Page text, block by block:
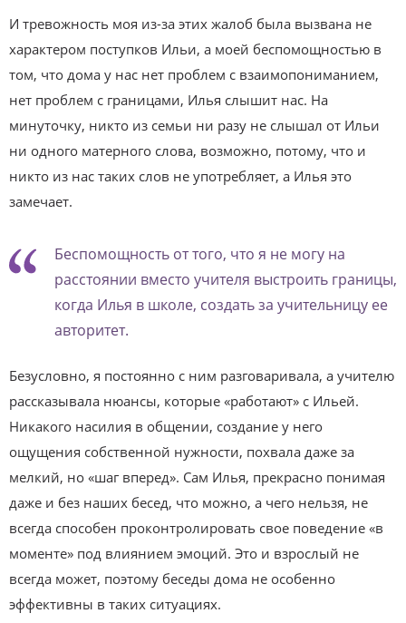
И тревожность моя из-за этих жалоб была вызвана не
характером поступков Ильи, а моей беспомощностью в
том, что дома у нас нет проблем с взаимопониманием,
нет проблем с границами, Илья слышит нас. На
минуточку, никто из семьи ни разу не слышал от Ильи
ни одного матерного слова, возможно, потому, что и
никто из нас таких слов не употребляет, а Илья это
замечает.
Беспомощность от того, что я не могу на
расстоянии вместо учителя выстроить границы,
когда Илья в школе, создать за учительницу ее
авторитет.
Безусловно, я постоянно с ним разговаривала, а учителю
рассказывала нюансы, которые «работают» с Ильей.
Никакого насилия в общении, создание у него
ощущения собственной нужности, похвала даже за
мелкий, но «шаг вперед». Сам Илья, прекрасно понимая
даже и без наших бесед, что можно, а чего нельзя, не
всегда способен проконтролировать свое поведение «в
моменте» под влиянием эмоций. Это и взрослый не
всегда может, поэтому беседы дома не особенно
эффективны в таких ситуациях.